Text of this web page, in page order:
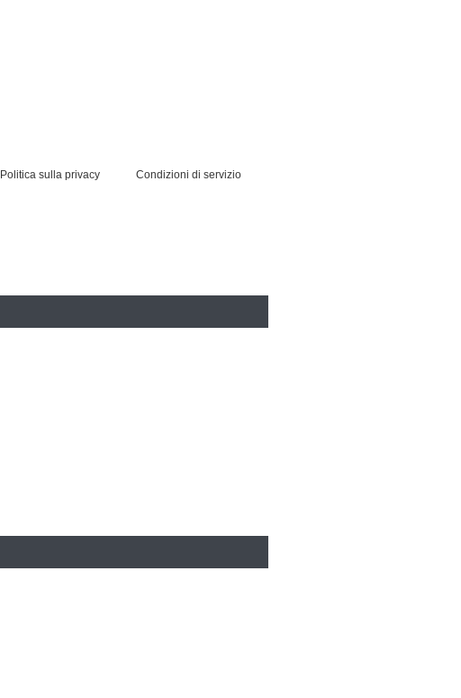
Politica sulla privacy Condizioni di servizio